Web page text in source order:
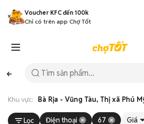
Voucher KFC đến 100k
Chỉ có trên app Chợ Tốt
Khu vực: Bà Rịa - Vũng Tàu, Thị xã Phú
Lọc Điện thoại 67 Giá